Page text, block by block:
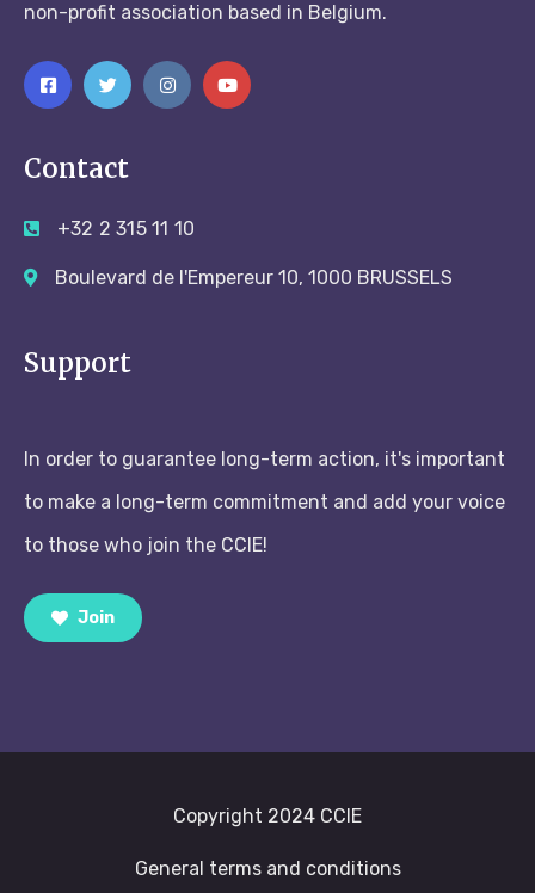
non-profit association based in Belgium.
Contact
+32 2 315 11 10
Boulevard de l'Empereur 10, 1000 BRUSSELS
Support
In order to guarantee long-term action, it's important
to make a long-term commitment and add your voice
to those who join the CCIE!
Join
Copyright 2024 CCIE
General terms and conditions